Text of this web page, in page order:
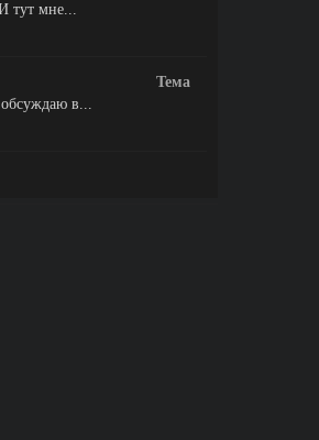
тут мне...
Тема
в...